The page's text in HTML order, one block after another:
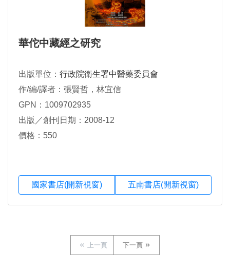
華佗中藏經之研究
出版單位： 行政院衛生署中醫藥委員會
作/編/譯者：張賢哲，林宜信
GPN：1009702935
出版／創刊日期：2008-12
價格：550
國家書店(開新視窗) 五南書店(開新視窗)
上一頁 下一頁